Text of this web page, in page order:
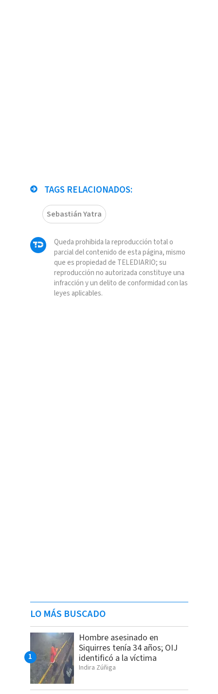
TAGS RELACIONADOS:
Sebastián Yatra
Queda prohibida la reproducción total o
parcial del contenido de esta página, mismo
que es propiedad de TELEDIARIO; su
reproducción no autorizada constituye una
infracción y un delito de conformidad con las
leyes aplicables.
LO MÁS BUSCADO
Hombre asesinado en
Siquirres tenía 34 años; OIJ
identificó a la víctima
Indira Zúñiga